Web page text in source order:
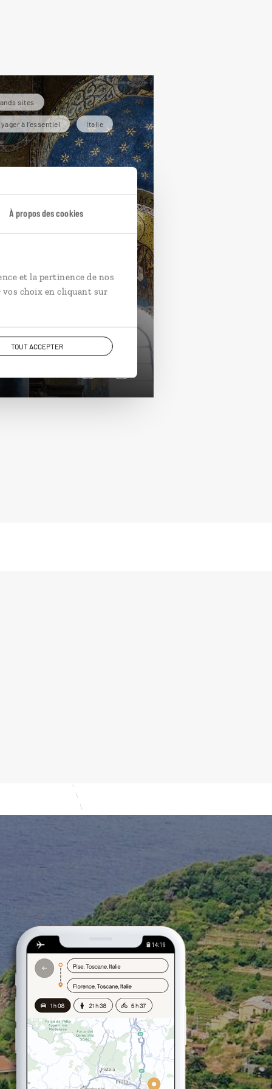
À propos des cookies
et la pertinence de nos
vos choix en cliquant sur
TOUT ACCEPTER
sites
à l’essentiel Italie
Sicilia
autotour en Sicile :
/ 9 nuits